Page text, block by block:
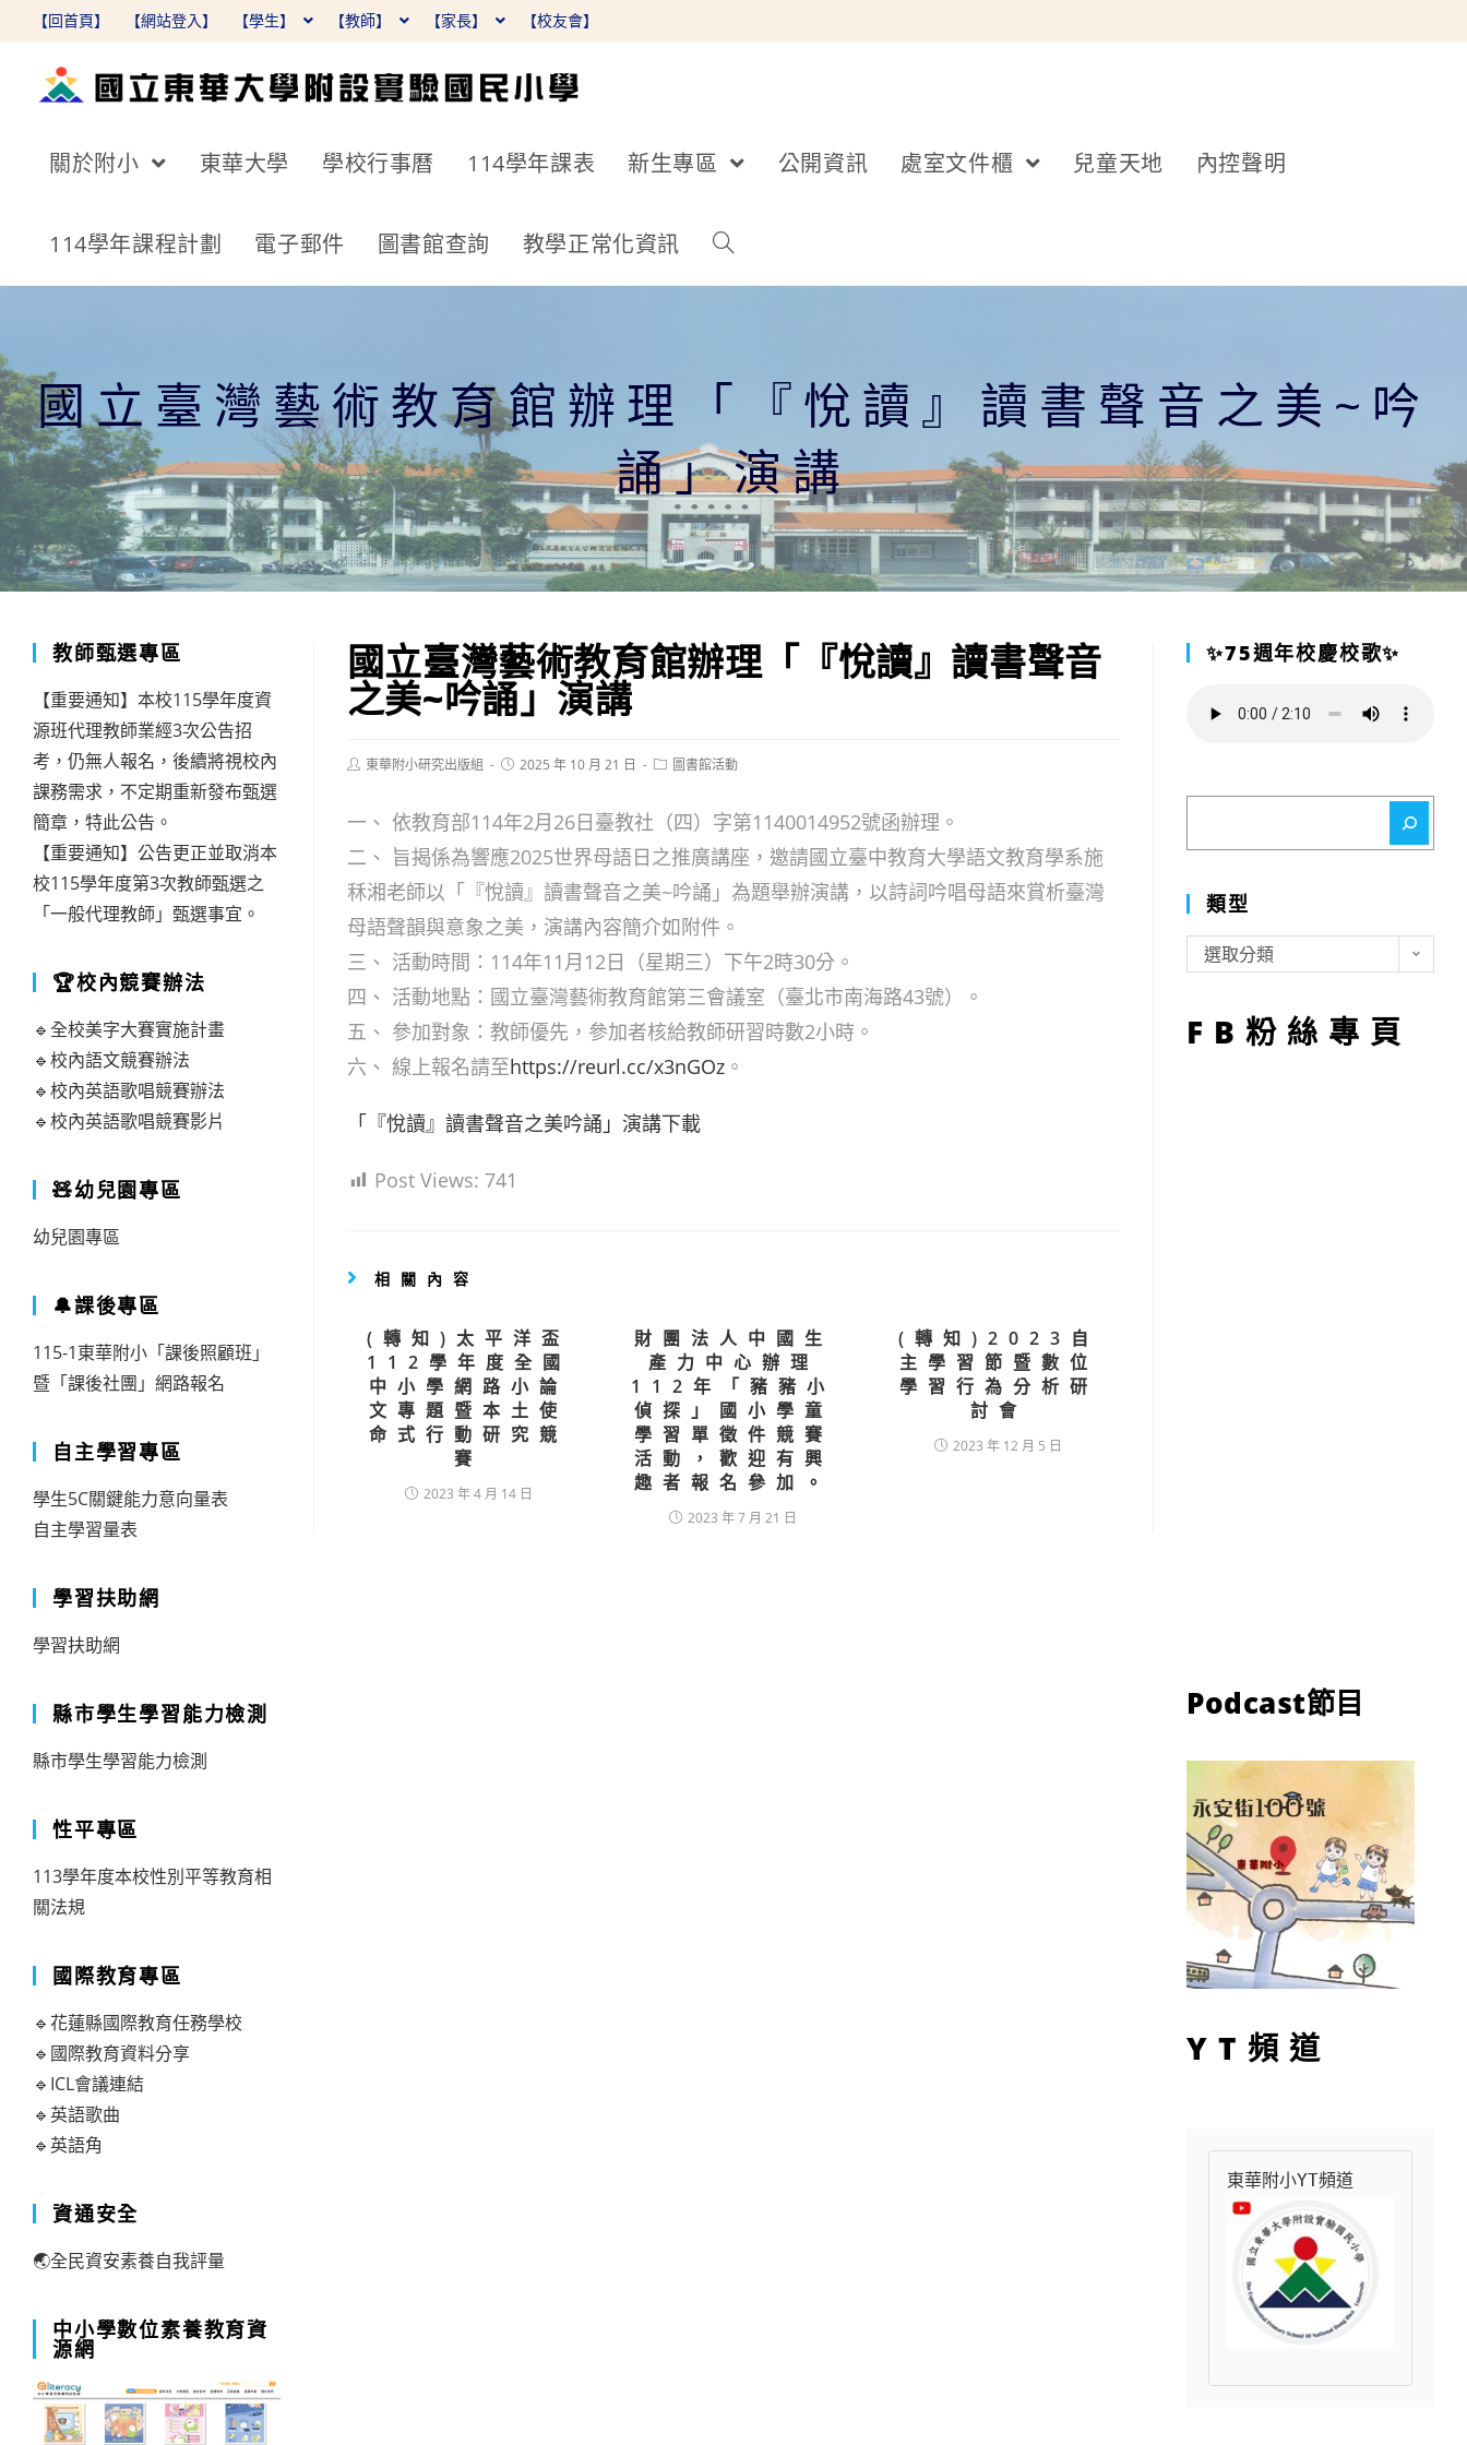
【回首頁】 【網站登入】 【學生】 【教師】 【家長】 【校友會】
關於附小 東華大學 學校行事曆 114學年課表 新生專區 公開資訊 處室文件櫃 兒童天地 內控聲明
114學年課程計劃 電子郵件 圖書館查詢 教學正常化資訊
國立臺灣藝術教育館辦理「『悅讀』讀書聲音之美~吟
誦」演講
國立臺灣藝術教育館辦理「『悅讀』讀書聲音
之美~吟誦」演講
Post東華附小研究出版組
Post2025 年 10 月 21 日
Post圖書館活動
一、 依教育部114年2月26日臺教社（四）字第1140014952號函辦理。
二、 旨揭係為響應2025世界母語日之推廣講座，邀請國立臺中教育大學語文教育學系施
秝湘老師以「『悅讀』讀書聲音之美~吟誦」為題舉辦演講，以詩詞吟唱母語來賞析臺灣
母語聲韻與意象之美，演講內容簡介如附件。
三、 活動時間：114年11月12日（星期三）下午2時30分。
四、 活動地點：國立臺灣藝術教育館第三會議室（臺北市南海路43號）。
五、 參加對象：教師優先，參加者核給教師研習時數2小時。
六、 線上報名請至https://reurl.cc/x3nGOz。
「『悅讀』讀書聲音之美吟誦」演講下載
Post Views: 741
相關內容
(轉知)太平洋盃
112學年度全國
中小學網路小論
文專題暨本土使
命式行動研究競
賽
2023 年 4 月 14 日
財團法人中國生
產力中心辦理
112年「豬豬小
偵探」國小學童
學習單徵件競賽
活動，歡迎有興
趣者報名參加。
2023 年 7 月 21 日
(轉知)2023自
主學習節暨數位
學習行為分析研
討會
2023 年 12 月 5 日
教師甄選專區
【重要通知】本校115學年度資
源班代理教師業經3次公告招
考，仍無人報名，後續將視校內
課務需求，不定期重新發布甄選
簡章，特此公告。
【重要通知】公告更正並取消本
校115學年度第3次教師甄選之
「一般代理教師」甄選事宜。
🏆校內競賽辦法
🔹全校美字大賽實施計畫
🔹校內語文競賽辦法
🔹校內英語歌唱競賽辦法
🔹校內英語歌唱競賽影片
🧸幼兒園專區
幼兒園專區
🔔課後專區
115-1東華附小「課後照顧班」
暨「課後社團」網路報名
自主學習專區
學生5C關鍵能力意向量表
自主學習量表
學習扶助網
學習扶助網
縣市學生學習能力檢測
縣市學生學習能力檢測
性平專區
113學年度本校性別平等教育相
關法規
國際教育專區
🔹花蓮縣國際教育任務學校
🔹國際教育資料分享
🔹ICL會議連結
🔹英語歌曲
🔹英語角
資通安全
🌏全民資安素養自我評量
中小學數位素養教育資
源網
✨75週年校慶校歌✨
類型
型
選取分類
FB粉絲專頁
Podcast節目
YT頻道
東華附小YT頻道